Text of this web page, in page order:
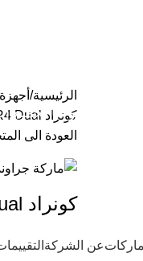
للتكنولوجيا
عن الشركة
الرئيسية
كونراد GR4 Dual كاشف المعادن
العودة الى
كونراد GR4 Dual كاشف المعادن